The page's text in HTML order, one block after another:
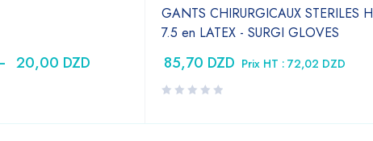
20,00 DZD
GANTS CHIRURGICAUX STERILES H
7.5 en LATEX - SURGI GLOVES
85,70 DZD Prix HT : 72,02 DZD